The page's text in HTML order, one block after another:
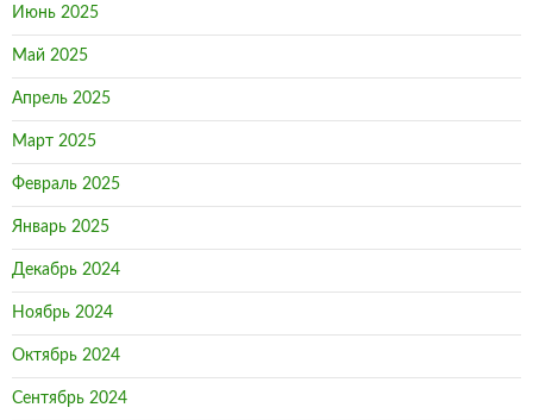
Июнь 2025
Май 2025
Апрель 2025
Март 2025
Февраль 2025
Январь 2025
Декабрь 2024
Ноябрь 2024
Октябрь 2024
Сентябрь 2024